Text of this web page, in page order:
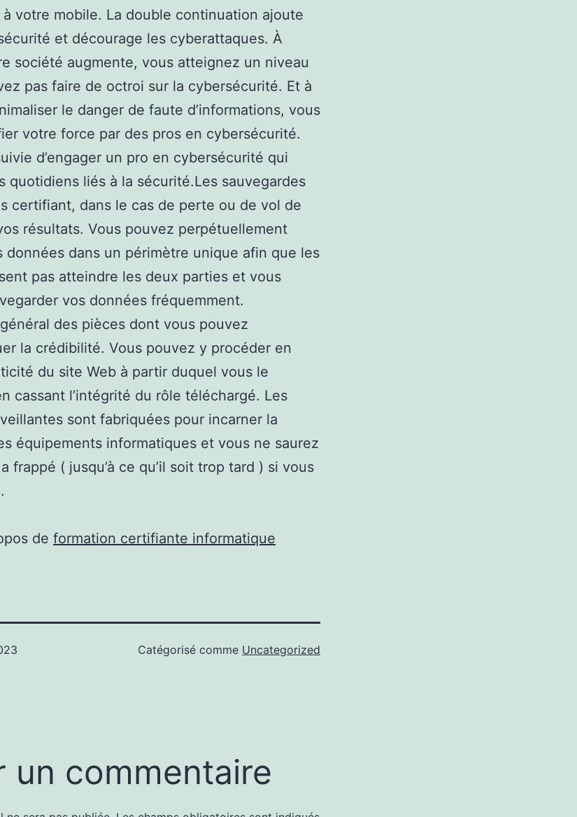
votre mobile. La double continuation ajoute
et décourage les cyberattaques. À
société augmente, vous atteignez un niveau
pas faire de octroi sur la cybersécurité. Et à
le danger de faute d’informations, vous
votre force par des pros en cybersécurité.
d’engager un pro en cybersécurité qui
quotidiens liés à la sécurité.Les sauvegardes
certifiant, dans le cas de perte ou de vol de
résultats. Vous pouvez perpétuellement
données dans un périmètre unique afin que les
pas atteindre les deux parties et vous
vos données fréquemment.
des pièces dont vous pouvez
la crédibilité. Vous pouvez y procéder en
du site Web à partir duquel vous le
cassant l’intégrité du rôle téléchargé. Les
sont fabriquées pour incarner la
équipements informatiques et vous ne saurez
frappé ( jusqu’à ce qu’il soit trop tard ) si vous
de formation certifiante informatique
Catégorisé comme Uncategorized
un commentaire